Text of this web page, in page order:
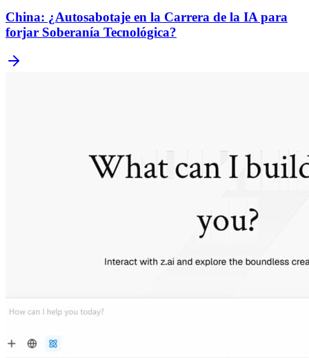
China: ¿Autosabotaje en la Carrera de la IA para
forjar Soberanía Tecnológica?